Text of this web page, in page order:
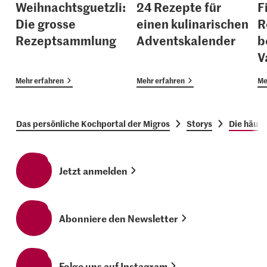
Weihnachtsguetzli:
Die grosse
Rezeptsammlung
Mehr erfahren
24 Rezepte für
einen kulinarischen
Adventskalender
Mehr erfahren
Das persönliche Kochportal der Migros Storys Die
Jetzt anmelden
Abonniere den Newsletter